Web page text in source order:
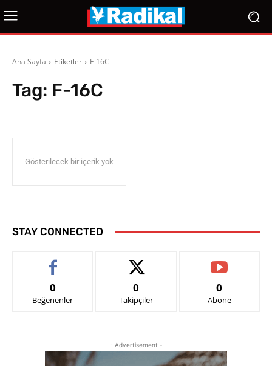
Ana Sayfa Etiketler F-16C
Tag: F-16C
Gösterilecek bir içerik yok
STAY CONNECTED
0
Beğenenler
0
Takipçiler
0
Abone
- Advertisement -